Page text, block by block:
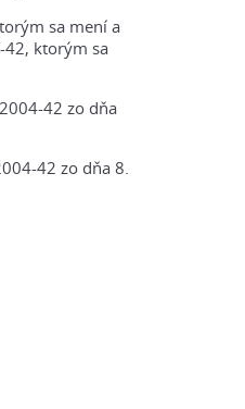
sa mení a
ktorým sa
42 zo dňa
42 zo dňa 8.